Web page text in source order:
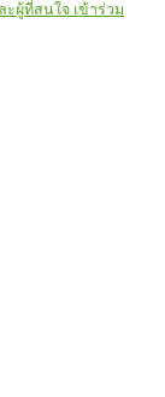
ะผู้ที่สนใจ เข้าร่วม